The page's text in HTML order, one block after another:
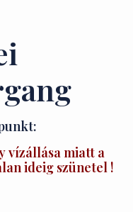
vízállása miatt a
ideig szünetel !